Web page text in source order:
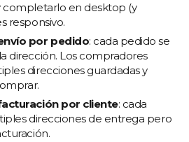
completarlo en desktop (y
responsivo.
por pedido: cada pedido se
dirección. Los compradores
direcciones guardadas y
por cliente: cada
direcciones de entrega pero